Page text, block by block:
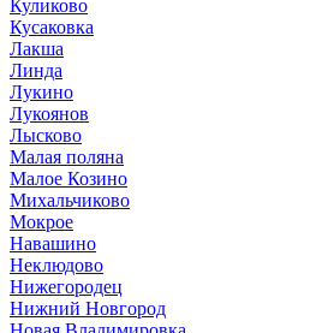
Куликово
Кусаковка
Лакша
Линда
Лукино
Лукоянов
Лысково
Малая поляна
Малое Козино
Михальчиково
Мокрое
Навашино
Неклюдово
Нижегородец
Нижний Новгород